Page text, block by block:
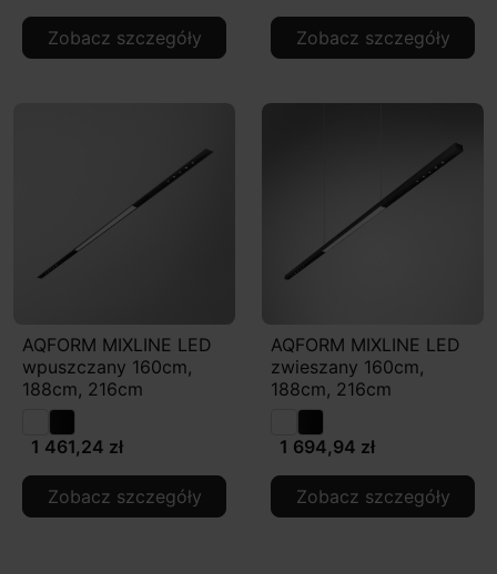
Zobacz szczegóły Zobacz szczegóły
AQFORM MIXLINE LED
wpuszczany 160cm,
188cm, 216cm
1 461,24 zł
Zobacz szczegóły
AQFORM MIXLINE LED
zwieszany 160cm,
188cm, 216cm
1 694,94 zł
Zobacz szczegóły